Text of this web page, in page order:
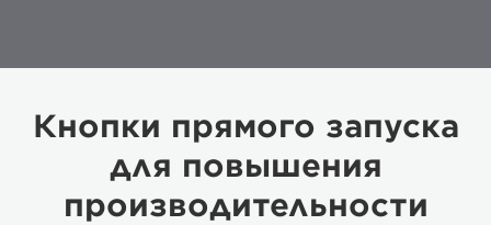
Кнопки прямого запуска
для повышения
производительности